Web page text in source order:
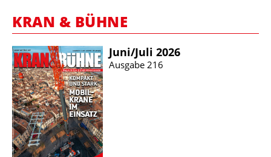
KRAN & BÜHNE
Juni/​Juli 2026
Ausgabe 216